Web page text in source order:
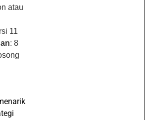
atau
11
: 8